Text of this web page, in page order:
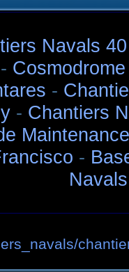
Navals
-
-
- Chantiers
-